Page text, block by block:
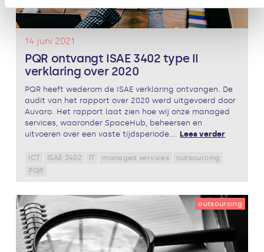
14 juni 2021
PQR ontvangt ISAE 3402 type II
verklaring over 2020
PQR heeft wederom de ISAE verklaring ontvangen. De
audit van het rapport over 2020 werd uitgevoerd door
Auvaro. Het rapport laat zien hoe wij onze managed
services, waaronder SpaceHub, beheersen en
uitvoeren over een vaste tijdsperiode.... Lees verder
ICT ISAE 3402 IT managed services
outsourcing
PQR
outsourcing